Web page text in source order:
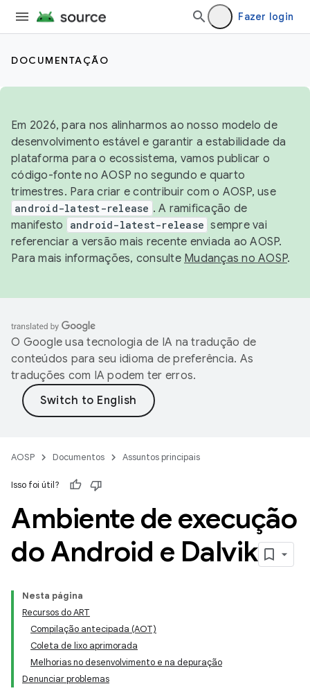
Fazer login
DOCUMENTAÇÃO
Em 2026, para nos alinharmos ao nosso modelo de
desenvolvimento estável e garantir a estabilidade da
plataforma para o ecossistema, vamos publicar o
código-fonte no AOSP no segundo e quarto
trimestres. Para criar e contribuir com o AOSP, use
android-latest-release . A ramificação de
manifesto
android-latest-release sempre vai
referenciar a versão mais recente enviada ao AOSP.
Para mais informações, consulte Mudanças no AOSP.
O Google usa tecnologia de IA na tradução de
conteúdos para seu idioma de preferência. As
traduções com IA podem ter erros.
AOSP Documentos Assuntos principais
Isso foi útil?
Ambiente de execução
do Android e Dalvik
Nesta página
Recursos do ART
Compilação antecipada (AOT)
Coleta de lixo aprimorada
Melhorias no desenvolvimento e na depuração
Denunciar problemas